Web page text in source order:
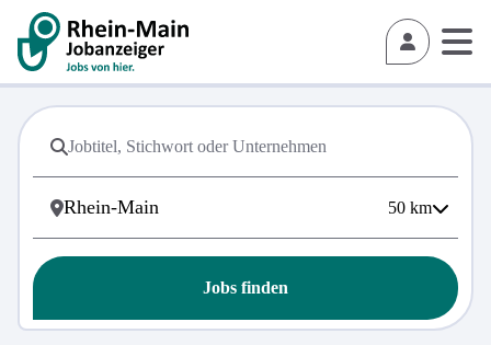
50 km
Jobs finden